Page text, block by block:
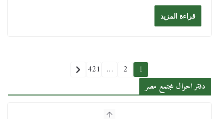
قراءة المزيد
1
2
…
421
دفتر احوال مجتمع مصر